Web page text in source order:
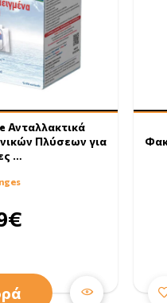
Ανταλλακτικά
Πλύσεων για
…